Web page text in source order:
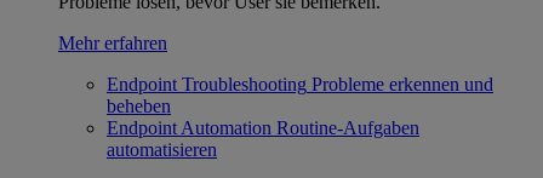
Mehr erfahren
Endpoint Troubleshooting Probleme erkennen und
beheben
Endpoint Automation Routine-Aufgaben
automatisieren